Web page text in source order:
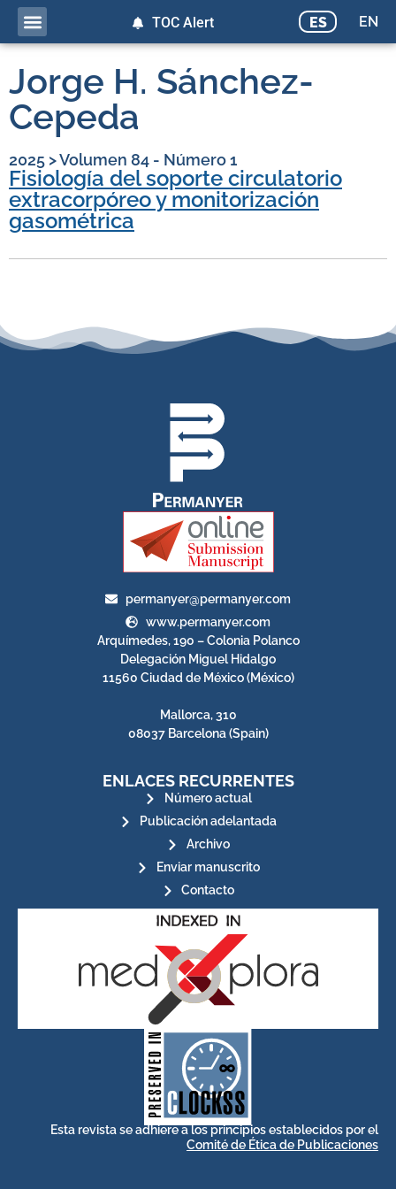
ES EN
TOC Alert
Jorge H. Sánchez-
Cepeda
2025 >Volumen 84 - Número 1
Fisiología del soporte circulatorio
extracorpóreo y monitorización
gasométrica
permanyer@permanyer.com
www.permanyer.com
Arquímedes, 190 – Colonia Polanco
Delegación Miguel Hidalgo
11560 Ciudad de México (México)
Mallorca, 310
08037 Barcelona (Spain)
ENLACES RECURRENTES
Número actual
Publicación adelantada
Archivo
Enviar manuscrito
Contacto
CLOCKSS is a dak archive that
ensures the long-term survival
of web-based scholary
publications, governed by and
for its stakeholders.
Esta revista se adhiere a los principios establecidos por el
Comité de Ética de Publicaciones